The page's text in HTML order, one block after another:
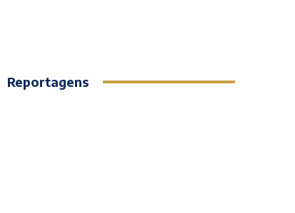
Reportagens